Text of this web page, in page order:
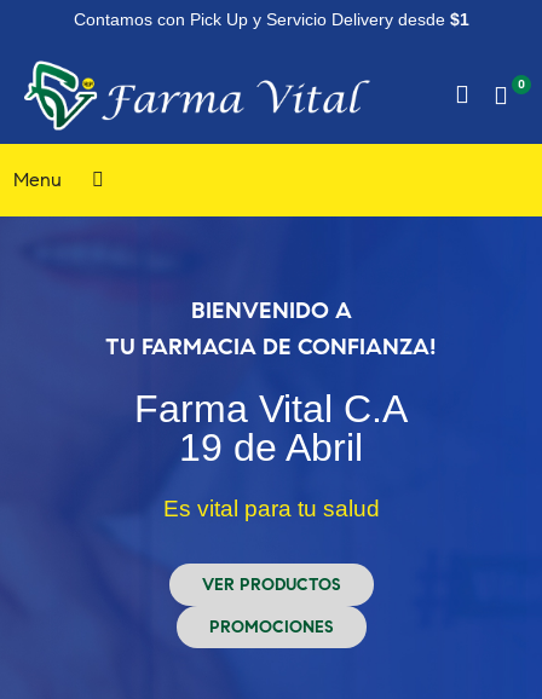
Contamos con Pick Up y Servicio Delivery desde $1
0
Menu
BIENVENIDO A
TU FARMACIA DE CONFIANZA!
Farma Vital C.A
19 de Abril
Es vital para tu salud
VER PRODUCTOS
PROMOCIONES